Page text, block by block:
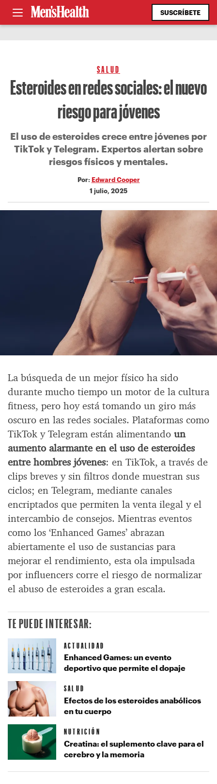
SUSCRÍBETE
SALUD
Esteroides en redes sociales: el nuevo
riesgo para jóvenes
El uso de esteroides crece entre jóvenes por
TikTok y Telegram. Expertos alertan sobre
riesgos físicos y mentales.
Por: Edward Cooper
1 julio, 2025
La búsqueda de un mejor físico ha sido
durante mucho tiempo un motor de la cultura
fitness, pero hoy está tomando un giro más
oscuro en las redes sociales. Plataformas como
TikTok y Telegram están alimentando un
aumento alarmante en el uso de esteroides
entre hombres jóvenes: en TikTok, a través de
clips breves y sin filtros donde muestran sus
ciclos; en Telegram, mediante canales
encriptados que permiten la venta ilegal y el
intercambio de consejos. Mientras eventos
como los ‘Enhanced Games’ abrazan
abiertamente el uso de sustancias para
mejorar el rendimiento, esta ola impulsada
por influencers corre el riesgo de normalizar
el abuso de esteroides a gran escala.
TE PUEDE INTERESAR:
ACTUALIDAD
Enhanced Games: un evento
deportivo que permite el dopaje
SALUD
Efectos de los esteroides anabólicos
en tu cuerpo
NUTRICIÓN
Creatina: el suplemento clave para el
cerebro y la memoria